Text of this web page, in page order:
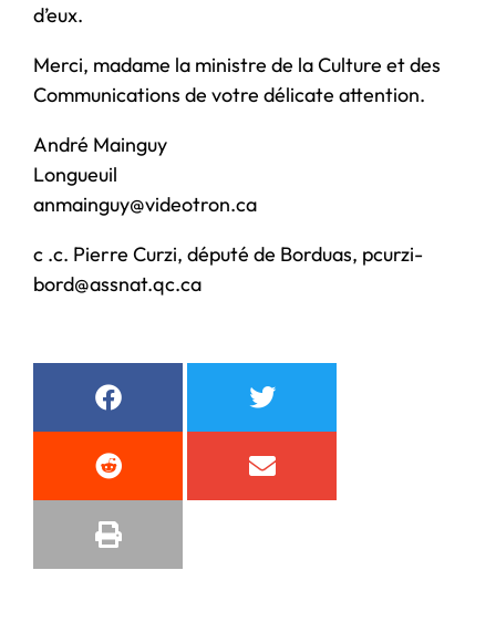
d’eux.
Merci, madame la ministre de la Culture et des
Communications de votre délicate attention.
André Mainguy
Longueuil
anmainguy@videotron.ca
c .c. Pierre Curzi, député de Borduas, pcurzi-
bord@assnat.qc.ca